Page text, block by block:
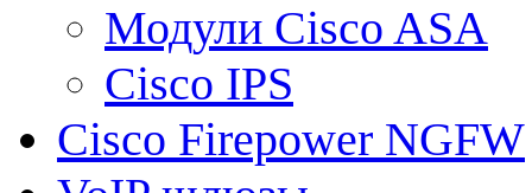
Модули Cisco ASA
Cisco IPS
Cisco Firepower NGFW